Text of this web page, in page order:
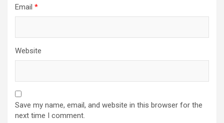
Email *
Website
Save my name, email, and website in this browser for the
next time I comment.